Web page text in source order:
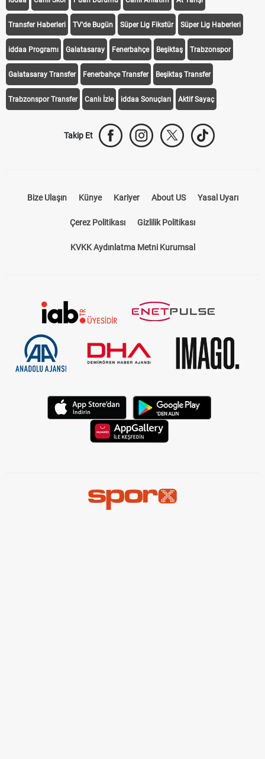
Transfer Haberleri TV'de Bugün Süper Lig Fikstür Süper Lig Haberleri
iddaa Programı Galatasaray Fenerbahçe Beşiktaş Trabzonspor
Galatasaray Transfer Fenerbahçe Transfer Beşiktaş Transfer
Trabzonspor Transfer Canlı İzle iddaa Sonuçları Aktif Sayaç
Takip Et
Bize Ulaşın Künye Kariyer About US Yasal Uyarı
Çerez Politikası Gizlilik Politikası
KVKK Aydınlatma Metni Kurumsal